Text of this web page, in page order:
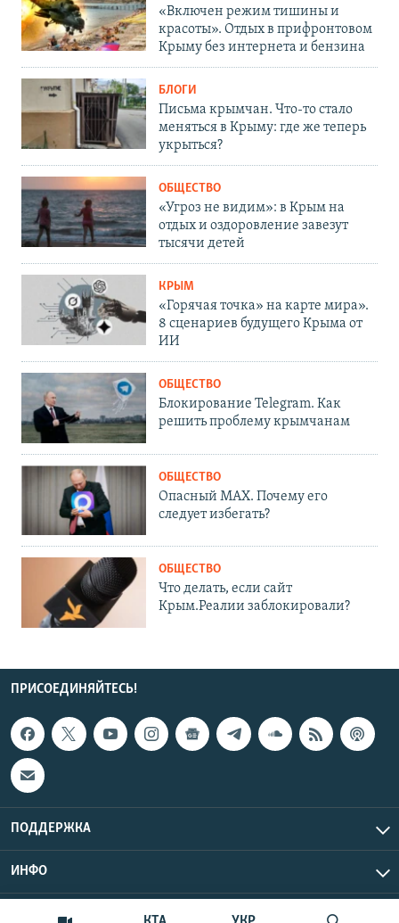
«Включен режим тишины и
красоты». Отдых в прифронтовом
Крыму без интернета и бензина
БЛОГИ
Письма крымчан. Что-то стало
меняться в Крыму: где же теперь
укрыться?
ОБЩЕСТВО
«Угроз не видим»: в Крым на
отдых и оздоровление завезут
тысячи детей
КРЫМ
«Горячая точка» на карте мира».
8 сценариев будущего Крыма от
ИИ
ОБЩЕСТВО
Блокирование Telegram. Как
решить проблему крымчанам
ОБЩЕСТВО
Опасный MAX. Почему его
следует избегать?
ОБЩЕСТВО
Что делать, если сайт
Крым.Реалии заблокировали?
ПРИСОЕДИНЯЙТЕСЬ!
ПОДДЕРЖКА
ИНФО
Copyright Крым.Реалии, 2026 | Все права защищены.
UTC+3